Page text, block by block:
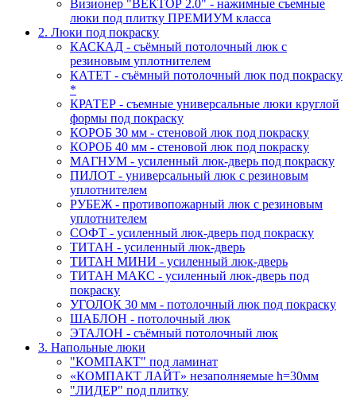
Визионер "ВЕКТОР 2.0" - нажимные съемные
люки под плитку ПРЕМИУМ класса
2. Люки под покраску
КАСКАД - съёмный потолочный люк с
резиновым уплотнителем
КАТЕТ - съёмный потолочный люк под покраску
*
КРАТЕР - съемные универсальные люки круглой
формы под покраску
КОРОБ 30 мм - стеновой люк под покраску
КОРОБ 40 мм - стеновой люк под покраску
МАГНУМ - усиленный люк-дверь под покраску
ПИЛОТ - универсальный люк с резиновым
уплотнителем
РУБЕЖ - противопожарный люк с резиновым
уплотнителем
СОФТ - усиленный люк-дверь под покраску
ТИТАН - усиленный люк-дверь
ТИТАН МИНИ - усиленный люк-дверь
ТИТАН МАКС - усиленный люк-дверь под
покраску
УГОЛОК 30 мм - потолочный люк под покраску
ШАБЛОН - потолочный люк
ЭТАЛОН - съёмный потолочный люк
3. Напольные люки
"КОМПАКТ" под ламинат
«КОМПАКТ ЛАЙТ» незаполняемые h=30мм
"ЛИДЕР" под плитку